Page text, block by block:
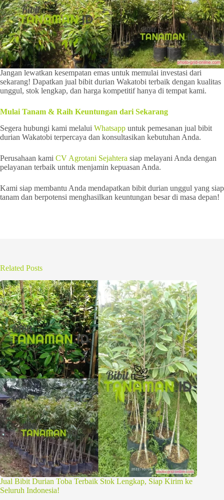
Jangan lewatkan kesempatan emas untuk memulai investasi dari
sekarang! Dapatkan jual bibit durian Wakatobi terbaik dengan kualitas
unggul, stok lengkap, dan harga kompetitif hanya di tempat kami.
Mulai Tanam & Raih Keuntungan dari Sekarang
Segera hubungi kami melalui Whatsapp untuk pemesanan jual bibit
durian Wakatobi terpercaya dan konsultasikan kebutuhan Anda.
Perusahaan kami CV Agrotani Sejahtera siap melayani Anda dengan
pelayanan terbaik untuk menjamin kepuasan Anda.
Kami siap membantu Anda mendapatkan bibit durian unggul yang siap
tanam dan berpotensi menghasilkan keuntungan besar di masa depan!
Related Posts
Jual Bibit Durian Toba Terbaik Stok Lengkap, Siap Kirim ke
Seluruh Indonesia!